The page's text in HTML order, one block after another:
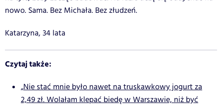
nowo. Sama. Bez Michała. Bez złudzeń.
Katarzyna, 34 lata
Czytaj także:
„Nie stać mnie było nawet na truskawkowy jogurt za
2,49 zł. Wolałam klepać biedę w Warszawie, niż być